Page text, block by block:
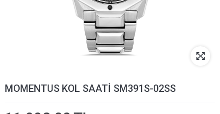
MOMENTUS KOL SAATİ SM391S-02SS